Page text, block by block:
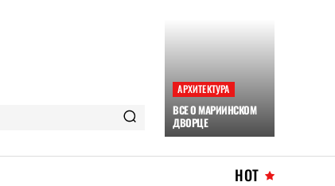
АРХИТЕКТУРА
ВСЕ О МАРИИНСКОМ
ДВОРЦЕ
HOT